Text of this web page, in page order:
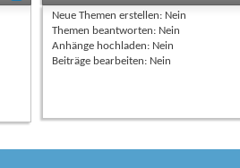
Neue Themen erstellen: Nein
Themen beantworten: Nein
Anhänge hochladen: Nein
Beiträge bearbeiten: Nein